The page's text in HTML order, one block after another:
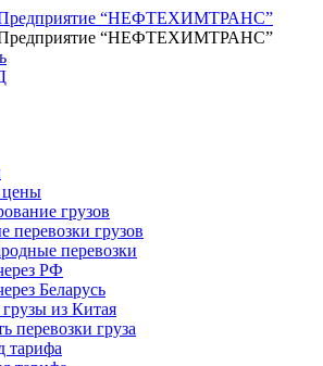
“НЕФТЕХИМТРАНС”
“НЕФТЕХИМТРАНС”
цены
грузов
перевозки грузов
перевозки
РФ
Беларусь
из Китая
перевозки груза
тарифа